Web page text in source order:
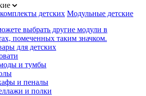
детских Модульные детские
выбрать другие модули в
помеченных таким значком.
для детских
и тумбы
и пеналы
и полки